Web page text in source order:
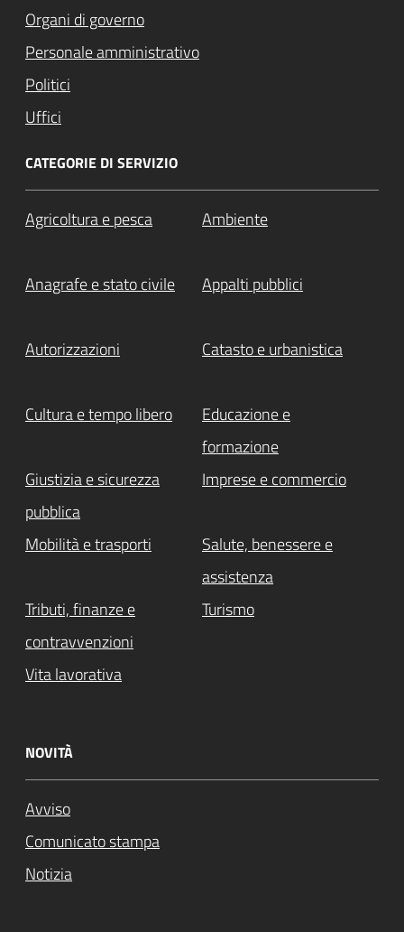
Organi di governo
Personale amministrativo
Politici
Uffici
CATEGORIE DI SERVIZIO
Agricoltura e pesca Ambiente
Anagrafe e stato civile Appalti pubblici
Autorizzazioni Catasto e urbanistica
Cultura e tempo libero
Educazione e
formazione
Giustizia e sicurezza
pubblica
Imprese e commercio
Mobilità e trasporti
Salute, benessere e
assistenza
Tributi, finanze e
contravvenzioni
Turismo
Vita lavorativa
NOVITÀ
Avviso
Comunicato stampa
Notizia